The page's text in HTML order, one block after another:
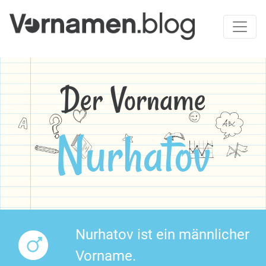
Der Vorname
Nurhatov
Nurhatov ist ein männlicher
Vorname.